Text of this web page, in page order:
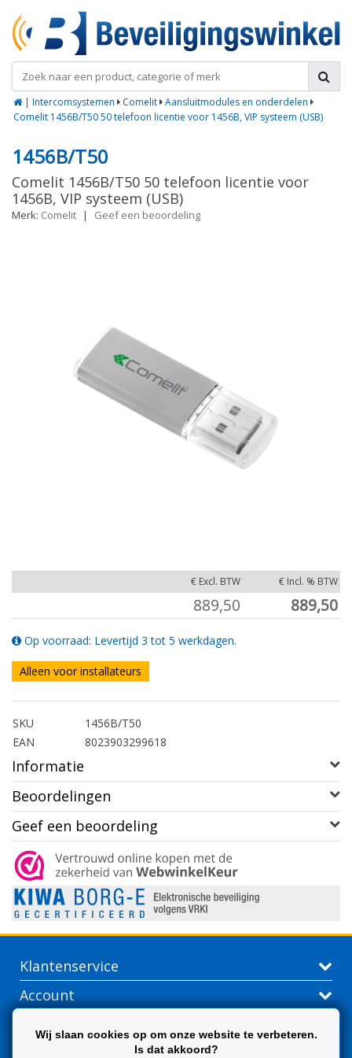
| Intercomsystemen Comelit Aansluitmodules en onderdelen
Comelit 1456B/T50 50 telefoon licentie voor 1456B, VIP systeem (USB)
1456B/T50
Comelit 1456B/T50 50 telefoon licentie voor
1456B, VIP systeem (USB)
Merk: Comelit | Geef een beoordeling
€ Excl. BTW € Incl. % BTW
889,50 889,50
Op voorraad: Levertijd 3 tot 5 werkdagen.
Alleen voor installateurs
SKU
1456B/T50
EAN
8023903299618
Informatie
Beoordelingen
Geef een beoordeling
Klantenservice
Account
Wij slaan cookies op om onze website te verbeteren.
Is dat akkoord?